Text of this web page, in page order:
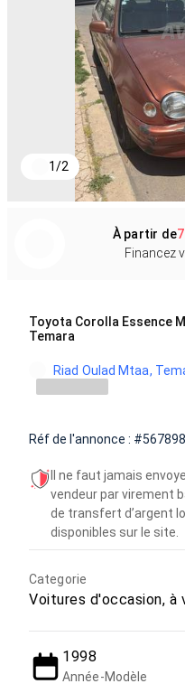
1/2
À partir de
Financez
Toyota Corolla Essence
Temara
Riad Oulad Mtaa,
Réf de l'annonce :
Il ne faut jamais
vendeur par virement
de transfert d’argent
disponibles sur le site.
Categorie
Voitures d'occasion, à
1998
Année-Modèle